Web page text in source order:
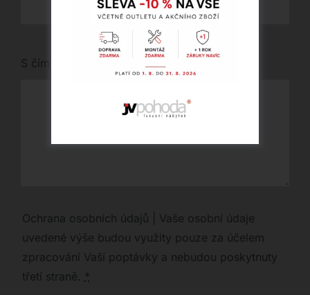
S čím vám můžeme pomoci?
Ochrana osobních údajů | Vaše osobní údaje
uvedené výše budou využity pouze za účelem
zpracování Vaší poptávky a nebudou poskytnuty
třetí straně. *